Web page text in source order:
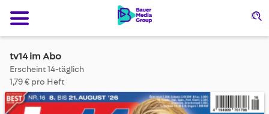
tv14 im Abo
Erscheint 14-täglich
1,79 € pro Heft
Skip
to